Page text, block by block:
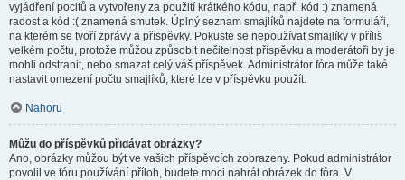
vyjádření pocitů a vytvořeny za použití krátkého kódu, např. kód :) znamená
radost a kód :( znamená smutek. Úplný seznam smajlíků najdete na formuláři,
na kterém se tvoří zprávy a příspěvky. Pokuste se nepoužívat smajlíky v příliš
velkém počtu, protože můžou způsobit nečitelnost příspěvku a moderátoři by je
mohli odstranit, nebo smazat celý váš příspěvek. Administrátor fóra může také
nastavit omezení počtu smajlíků, které lze v příspěvku použít.
Nahoru
Můžu do příspěvků přidávat obrázky?
Ano, obrázky můžou být ve vašich příspěvcích zobrazeny. Pokud administrátor
povolil ve fóru používání příloh, budete moci nahrát obrázek do fóra. V